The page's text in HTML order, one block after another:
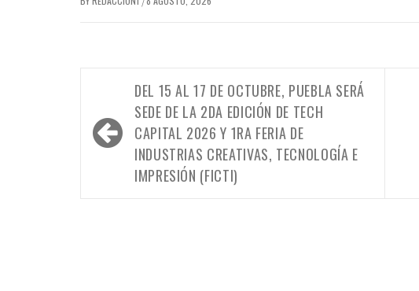
Navegación
de
entradas
DEL 15 AL 17 DE OCTUBRE, PUEBLA SERÁ
SEDE DE LA 2DA EDICIÓN DE TECH
CAPITAL 2026 Y 1RA FERIA DE
INDUSTRIAS CREATIVAS, TECNOLOGÍA E
IMPRESIÓN (FICTI)